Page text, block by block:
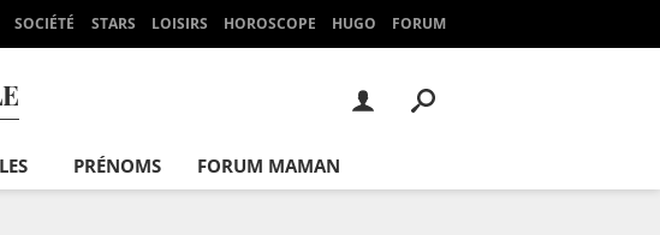
SOCIÉTÉ STARS LOISIRS HOROSCOPE HUGO FORUM
PRÉNOMS FORUM MAMAN